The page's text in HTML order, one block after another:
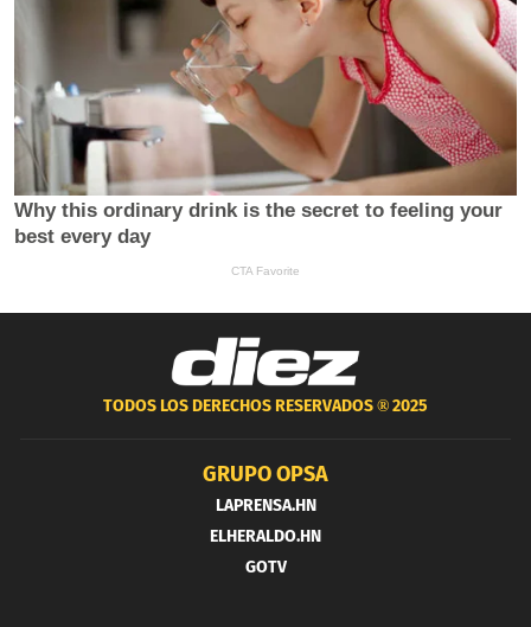
TODOS LOS DERECHOS RESERVADOS ®2025
GRUPO OPSA
LAPRENSA.HN
ELHERALDO.HN
GOTV